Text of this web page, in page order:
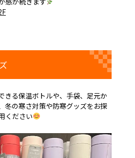
きる保温ボトルや、手袋、足元か
冬の寒さ対策や防寒グッズをお探
ください